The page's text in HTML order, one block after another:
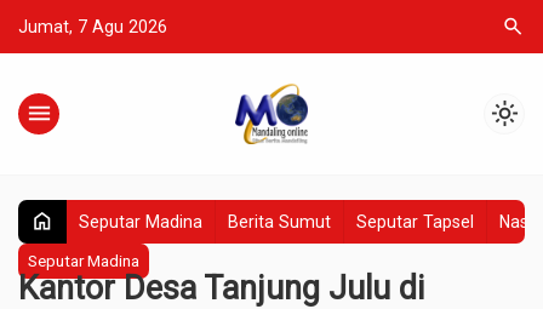
Jumat, 7 Agu 2026 search
menu light_mode
home Seputar Madina Berita Sumut Seputar Tapsel
Seputar Madina
Kantor Desa Tanjung Julu di